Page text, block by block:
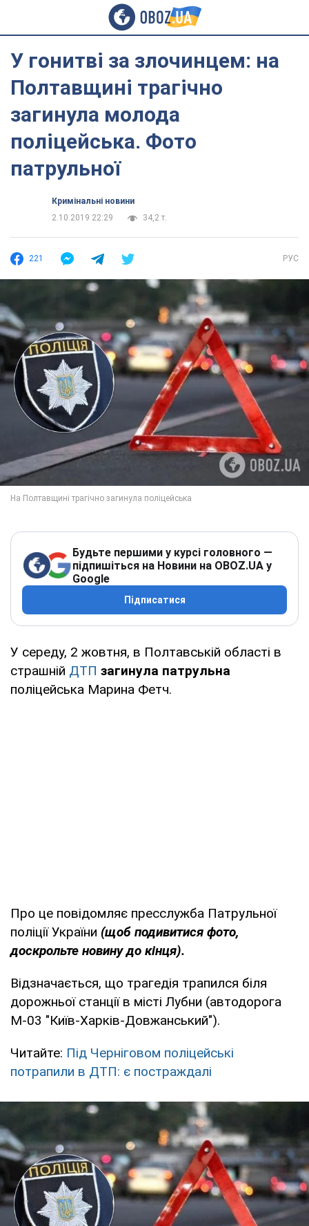
У гонитві за злочинцем: на
Полтавщині трагічно
загинула молода
поліцейська. Фото
патрульної
Кримінальні новини
2.10.2019 22:29
34,2 т.
221 РУС
Будьте першими у курсі головного —
підпишіться на Новини на OBOZ.UA у
Google
Підписатися
У середу, 2 жовтня, в Полтавській області в
страшній ДТП загинула патрульна
поліцейська Марина Фетч.
Про це повідомляє пресслужба Патрульної
поліції України (щоб подивитися фото,
доскрольте новину до кінця).
Відзначається, що трагедія трапился біля
дорожньої станції в місті Лубни (автодорога
М-03 "Київ-Харків-Довжанський").
Читайте: Під Черніговом поліцейські
потрапили в ДТП: є постраждалі